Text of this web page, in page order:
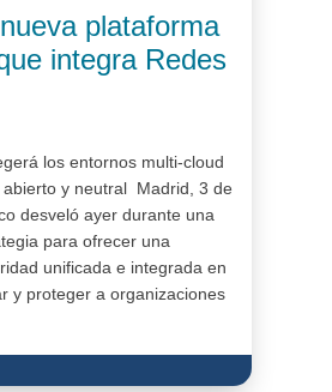
plataforma
integra Redes
los entornos multi-cloud
y neutral Madrid, 3 de
desveló ayer durante una
para ofrecer una
unificada e integrada en
y proteger a organizaciones